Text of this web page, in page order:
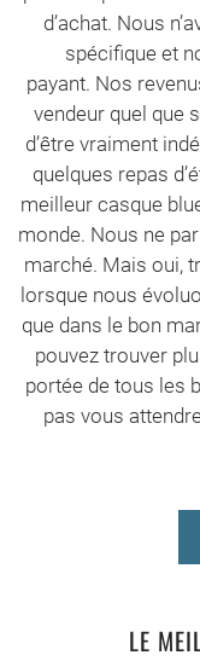
d’achat. Nous
spécifique et
payant. Nos
vendeur quel que
d’être vraiment
quelques repas
meilleur casque
monde. Nous ne
marché. Mais oui,
lorsque nous
que dans le bon
pouvez trouver
portée de tous les
pas vous
LE